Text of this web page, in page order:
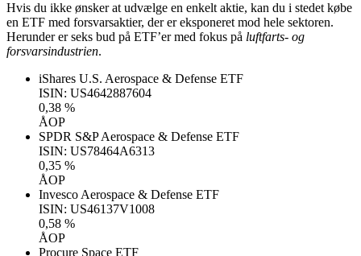
Hvis du ikke ønsker at udvælge en enkelt aktie, kan du i stedet købe
en ETF med forsvarsaktier, der er eksponeret mod hele sektoren.
Herunder er seks bud på ETF’er med fokus på luftfarts- og
forsvarsindustrien.
iShares U.S. Aerospace & Defense ETF
ISIN: US4642887604
0,38 %
ÅOP
SPDR S&P Aerospace & Defense ETF
ISIN: US78464A6313
0,35 %
ÅOP
Invesco Aerospace & Defense ETF
ISIN: US46137V1008
0,58 %
ÅOP
Procure Space ETF